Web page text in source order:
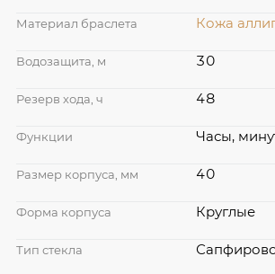
Материал браслета Кожа
Водозащита, м 30
Резерв хода, ч 48
Функции Часы,
Размер корпуса, мм 40
Форма корпуса Круглые
Тип стекла